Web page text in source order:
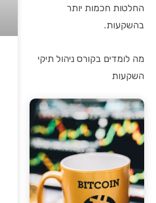
החלטות חכמות יותר
בהשקעות.
מה לומדים בקורס ניהול תיקי
השקעות